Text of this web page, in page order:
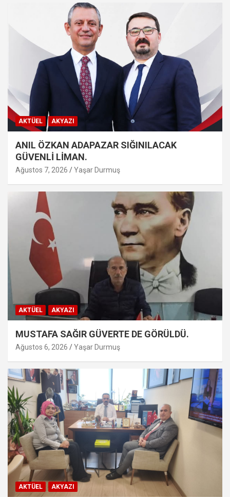
AKTÜEL AKYAZI
ANIL ÖZKAN ADAPAZAR SIĞINILACAK
GÜVENLİ LİMAN.
Ağustos 7, 2026 Yaşar Durmuş
AKTÜEL AKYAZI
MUSTAFA SAĞIR GÜVERTE DE GÖRÜLDÜ.
Ağustos 6, 2026 Yaşar Durmuş
AKTÜEL AKYAZI